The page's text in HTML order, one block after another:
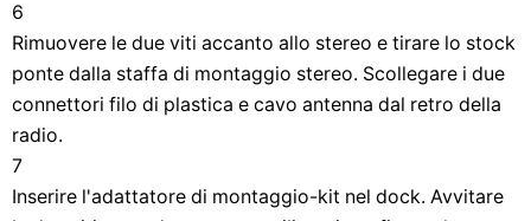
6
Rimuovere le due viti accanto allo stereo e tirare lo stock
ponte dalla staffa di montaggio stereo. Scollegare i due
connettori filo di plastica e cavo antenna dal retro della
radio.
7
Inserire l'adattatore di montaggio-kit nel dock. Avvitare